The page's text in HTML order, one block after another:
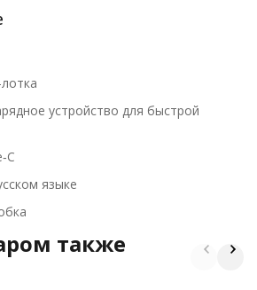
устройство для быстрой
языке
также